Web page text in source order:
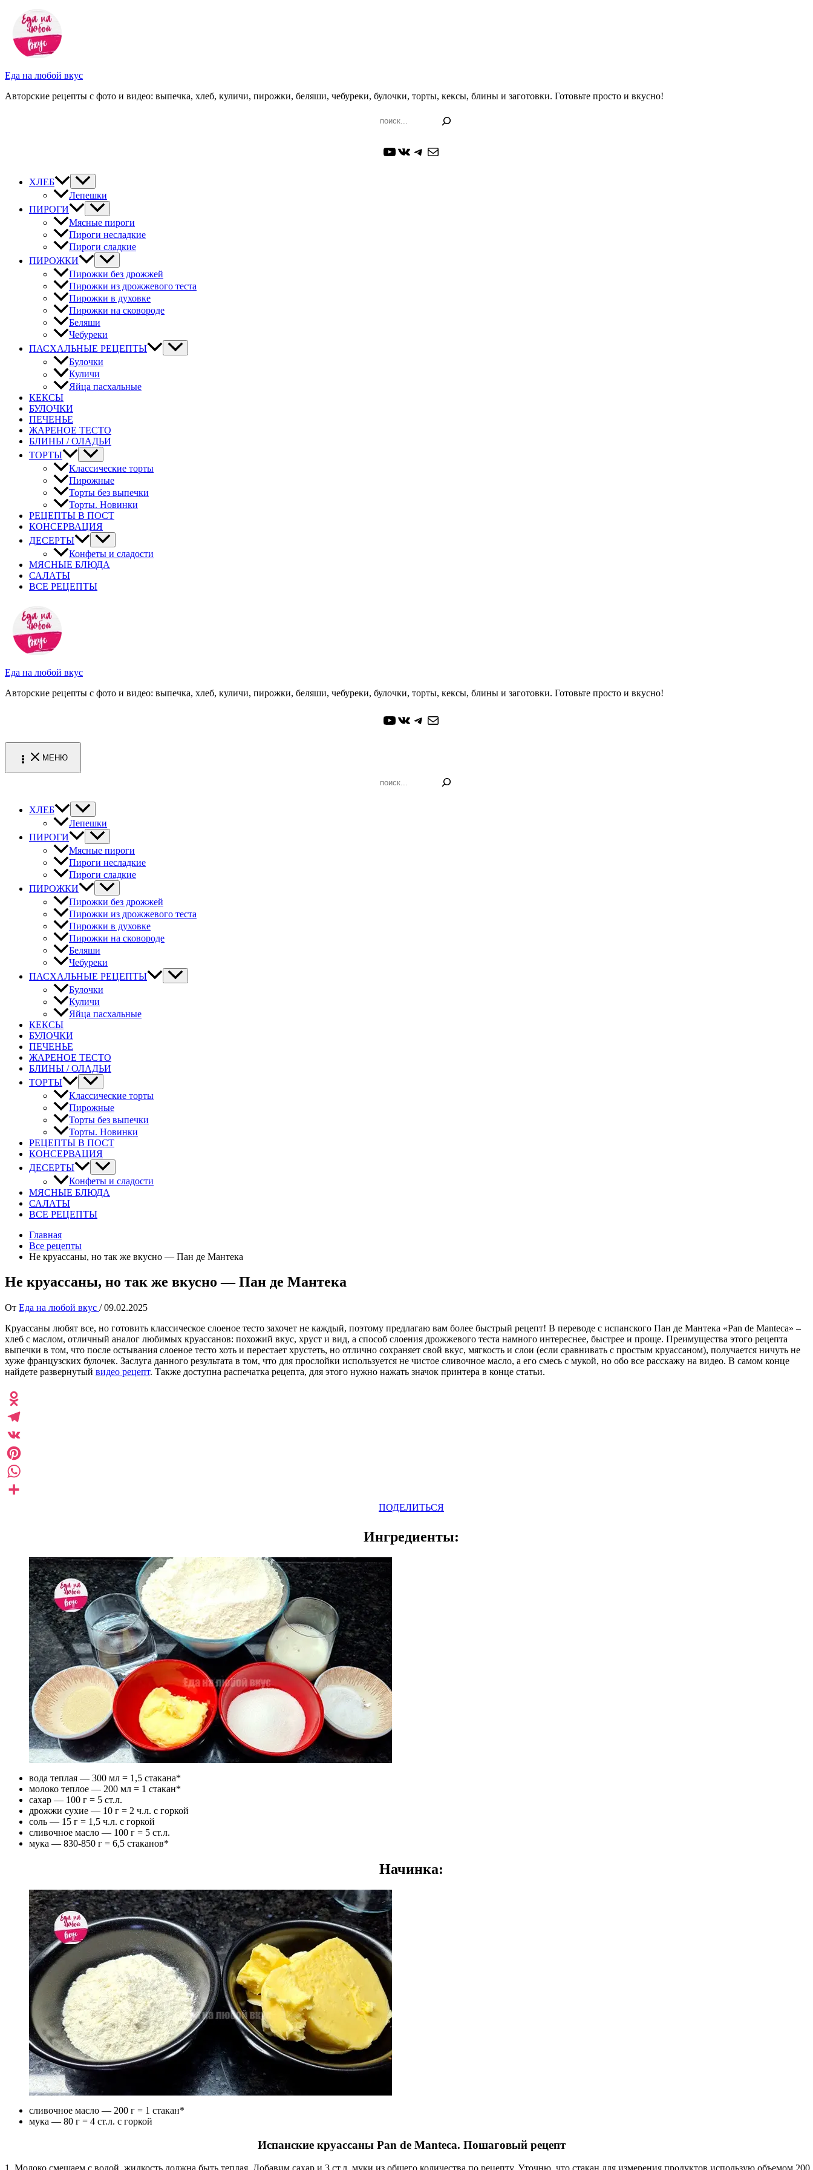
Перейти
содержимому
Еда на любой вкус
Авторские рецепты с фото и видео: выпечка, хлеб, куличи, пирожки, беляши, чебуреки, булочки, торты, кексы, блины и заготовки. Готовьте просто и вкусно!
YouTube
ВКонтакте
Telegram
Почта
ХЛЕБ
Лепешки
ПИРОГИ
Мясные пироги
Пироги несладкие
Пироги сладкие
ПИРОЖКИ
Пирожки без дрожжей
Пирожки из дрожжевого теста
Пирожки в духовке
Пирожки на сковороде
Беляши
Чебуреки
ПАСХАЛЬНЫЕ РЕЦЕПТЫ
Булочки
Куличи
Яйца пасхальные
КЕКСЫ
БУЛОЧКИ
ПЕЧЕНЬЕ
ЖАРЕНОЕ ТЕСТО
БЛИНЫ / ОЛАДЬИ
ТОРТЫ
Классические торты
Пирожные
Торты без выпечки
Торты. Новинки
РЕЦЕПТЫ В ПОСТ
КОНСЕРВАЦИЯ
ДЕСЕРТЫ
Конфеты и сладости
МЯСНЫЕ БЛЮДА
САЛАТЫ
ВСЕ РЕЦЕПТЫ
Еда на любой вкус
Авторские рецепты с фото и видео: выпечка, хлеб, куличи, пирожки, беляши, чебуреки, булочки, торты, кексы, блины и заготовки. Готовьте просто и вкусно!
YouTube
ВКонтакте
Telegram
Почта
МЕНЮ
ХЛЕБ
Лепешки
ПИРОГИ
Мясные пироги
Пироги несладкие
Пироги сладкие
ПИРОЖКИ
Пирожки без дрожжей
Пирожки из дрожжевого теста
Пирожки в духовке
Пирожки на сковороде
Беляши
Чебуреки
ПАСХАЛЬНЫЕ РЕЦЕПТЫ
Булочки
Куличи
Яйца пасхальные
КЕКСЫ
БУЛОЧКИ
ПЕЧЕНЬЕ
ЖАРЕНОЕ ТЕСТО
БЛИНЫ / ОЛАДЬИ
ТОРТЫ
Классические торты
Пирожные
Торты без выпечки
Торты. Новинки
РЕЦЕПТЫ В ПОСТ
КОНСЕРВАЦИЯ
ДЕСЕРТЫ
Конфеты и сладости
МЯСНЫЕ БЛЮДА
САЛАТЫ
ВСЕ РЕЦЕПТЫ
Главная
Все рецепты
Не круассаны, но так же вкусно — Пан де Мантека
Не круассаны, но так же вкусно — Пан де Мантека
От Еда на любой вкус /09.02.2025
Круассаны любят все, но готовить классическое слоеное тесто захочет не каждый, поэтому предлагаю вам более быстрый рецепт! В переводе с испанского Пан де Мантека «Pan de Manteca» –
хлеб с маслом, отличный аналог любимых круассанов: похожий вкус, хруст и вид, а способ слоения дрожжевого теста намного интереснее, быстрее и проще. Преимущества этого рецепта
выпечки в том, что после остывания слоеное тесто хоть и перестает хрустеть, но отлично сохраняет свой вкус, мягкость и слои (если сравнивать с простым круассаном), получается ничуть не
хуже французских булочек. Заслуга данного результата в том, что для прослойки используется не чистое сливочное масло, а его смесь с мукой, но обо все расскажу на видео. В самом конце
найдете развернутый видео рецепт. Также доступна распечатка рецепта, для этого нужно нажать значок принтера в конце статьи.
ПОДЕЛИТЬСЯ
Ингредиенты:
вода теплая — 300 мл = 1,5 стакана*
молоко теплое — 200 мл = 1 стакан*
сахар — 100 г = 5 ст.л.
дрожжи сухие — 10 г = 2 ч.л. с горкой
соль — 15 г = 1,5 ч.л. с горкой
сливочное масло — 100 г = 5 ст.л.
мука — 830-850 г = 6,5 стаканов*
Начинка:
сливочное масло — 200 г = 1 стакан*
мука — 80 г = 4 ст.л. с горкой
Испанские круассаны Pan de Manteca. Пошаговый рецепт